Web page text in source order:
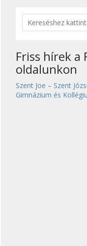
Friss hírek a
oldalunkon
Szent Joe – Szent
Gimnázium és